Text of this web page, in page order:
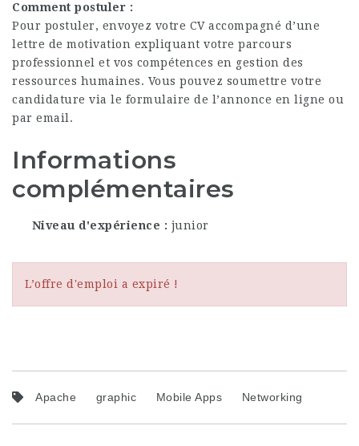
Comment postuler :
Pour postuler, envoyez votre CV accompagné d’une
lettre de motivation expliquant votre parcours
professionnel et vos compétences en gestion des
ressources humaines. Vous pouvez soumettre votre
candidature via le formulaire de l’annonce en ligne ou
par email.
Informations
complémentaires
Niveau d'expérience junior
L’offre d'emploi a expiré !
Apache graphic Mobile Apps Networking